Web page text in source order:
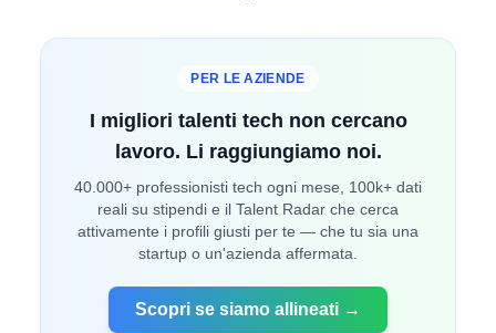
PER LE AZIENDE
I migliori talenti tech non cercano
lavoro. Li raggiungiamo noi.
40.000+ professionisti tech ogni mese, 100k+ dati
reali su stipendi e il Talent Radar che cerca
attivamente i profili giusti per te — che tu sia una
startup o un'azienda affermata.
Scopri se siamo allineati →